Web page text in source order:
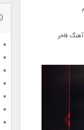
آهنگ فاخر